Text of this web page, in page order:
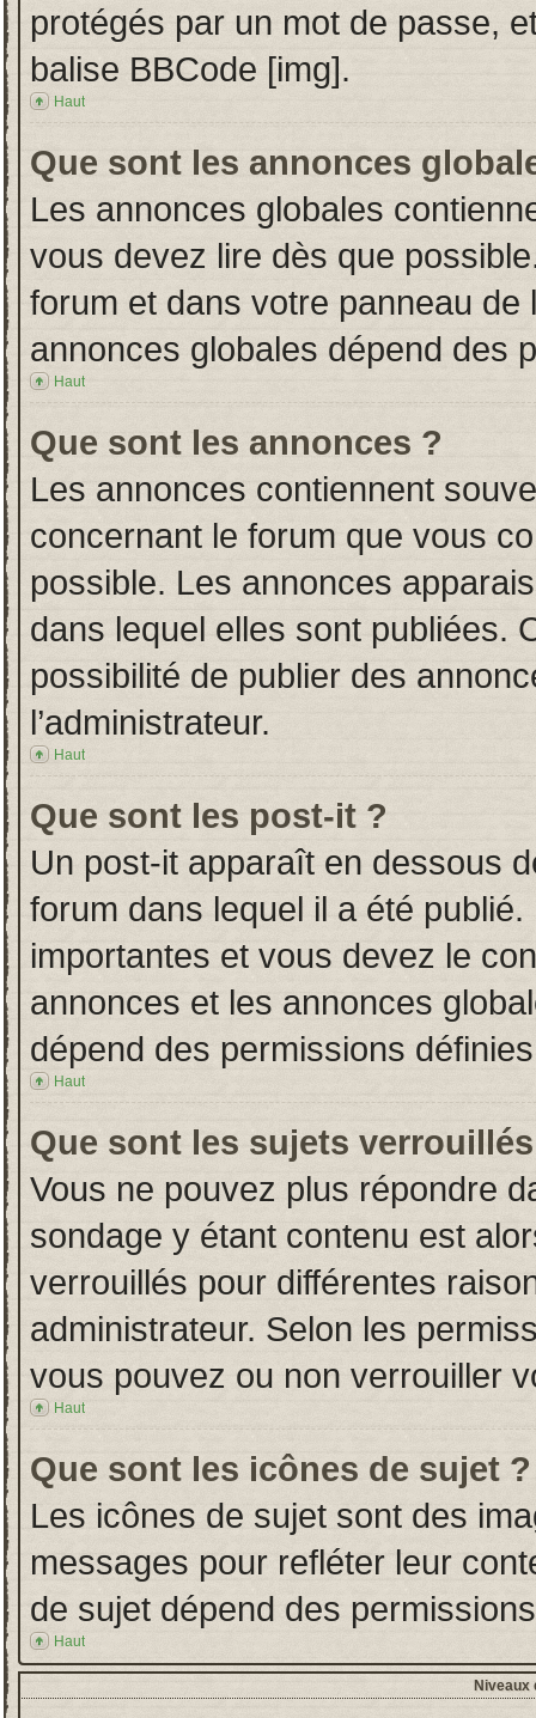
protégés par un mot de passe,
balise BBCode [img].
Haut
Que sont les annonces
Les annonces globales
vous devez lire dès que
forum et dans votre panneau de
annonces globales dépend des
Haut
Que sont les annonces ?
Les annonces contiennent
concernant le forum que vous
possible. Les annonces
dans lequel elles sont publiées.
possibilité de publier des
l’administrateur.
Haut
Que sont les post-it ?
Un post-it apparaît en dessous
forum dans lequel il a été
importantes et vous devez le
annonces et les annonces
dépend des permissions
Haut
Que sont les sujets
Vous ne pouvez plus répondre
sondage y étant contenu est
verrouillés pour différentes
administrateur. Selon les
vous pouvez ou non verrouiller
Haut
Que sont les icônes de sujet ?
Les icônes de sujet sont des
messages pour refléter leur
de sujet dépend des
Haut
Niveaux